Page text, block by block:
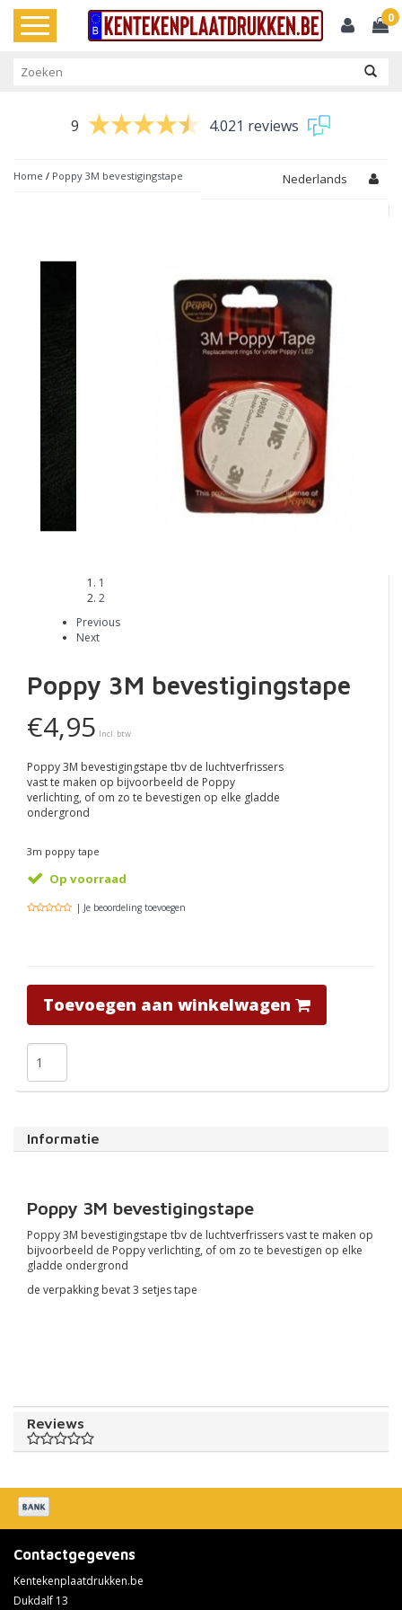
Toggle
navigation
0
9 4.021 reviews
Home / Poppy 3M bevestigingstape Nederlands
1
2
Previous
Next
Poppy 3M bevestigingstape
€4,95 Incl. btw
Poppy 3M bevestigingstape tbv de luchtverfrissers
vast te maken op bijvoorbeeld de Poppy
verlichting, of om zo te bevestigen op elke gladde
ondergrond
3m poppy tape
Op voorraad
| Je beoordeling toevoegen
Toevoegen aan winkelwagen
Informatie
Poppy 3M bevestigingstape
Poppy 3M bevestigingstape tbv de luchtverfrissers vast te maken op
bijvoorbeeld de Poppy verlichting, of om zo te bevestigen op elke
gladde ondergrond
de verpakking bevat 3 setjes tape
Reviews
Contactgegevens
Kentekenplaatdrukken.be
Dukdalf 13